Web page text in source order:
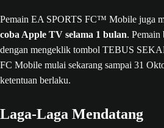
Pemain EA SPORTS FC™ Mobile juga
coba Apple TV selama 1 bulan. Pemain
dengan mengeklik tombol TEBUS
FC Mobile mulai sekarang sampai 31
ketentuan berlaku.
Laga-Laga Mendatang